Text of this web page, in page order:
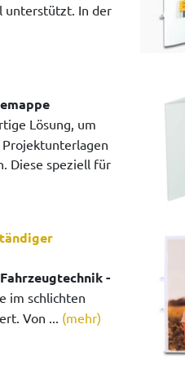
unterstützt. In der
Lösung, um
Diese speziell für
-
im schlichten
Von ... (mehr)